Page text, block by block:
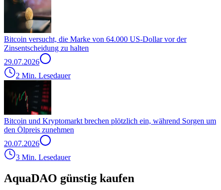
Bitcoin versucht, die Marke von 64.000 US-Dollar vor der
Zinsentscheidung zu halten
29.07.2026
2 Min. Lesedauer
Bitcoin und Kryptomarkt brechen plötzlich ein, während Sorgen um
den Ölpreis zunehmen
20.07.2026
3 Min. Lesedauer
AquaDAO günstig kaufen